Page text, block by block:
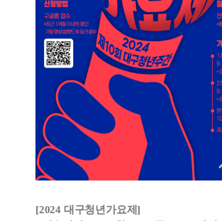
[2024 대구청년가요제]